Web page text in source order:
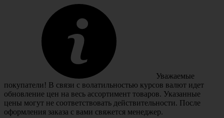
Уважаемые
покупатели! В связи с волатильностью курсов валют идет
обновление цен на весь ассортимент товаров. Указанные
цены могут не соответствовать действительности. После
оформления заказа с вами свяжется менеджер.